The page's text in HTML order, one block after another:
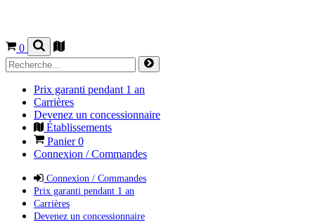
0
Prix garanti pendant 1 an
Carrières
Devenez un concessionnaire
Établissements
Panier0
Connexion / Commandes
Connexion / Commandes
Prix garanti pendant 1 an
Carrières
Devenez un concessionnaire